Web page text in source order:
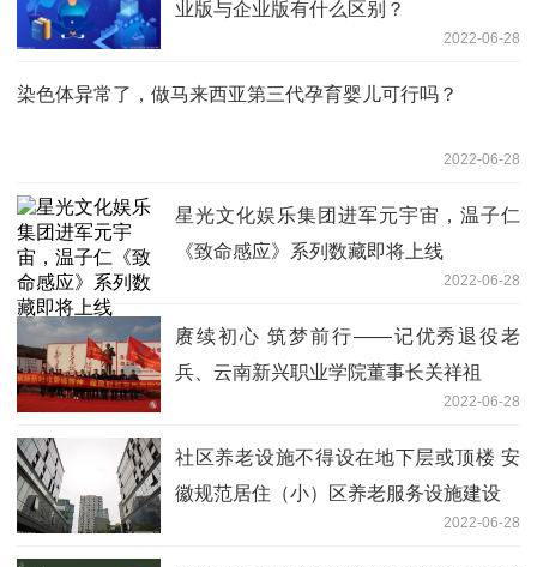
业版与企业版有什么区别？
2022-06-28
染色体异常了，做马来西亚第三代孕育婴儿可行吗？
2022-06-28
星光文化娱乐集团进军元宇宙，温子仁
《致命感应》系列数藏即将上线
2022-06-28
赓续初心 筑梦前行——记优秀退役老
兵、云南新兴职业学院董事长关祥祖
2022-06-28
社区养老设施不得设在地下层或顶楼 安
徽规范居住（小）区养老服务设施建设
2022-06-28